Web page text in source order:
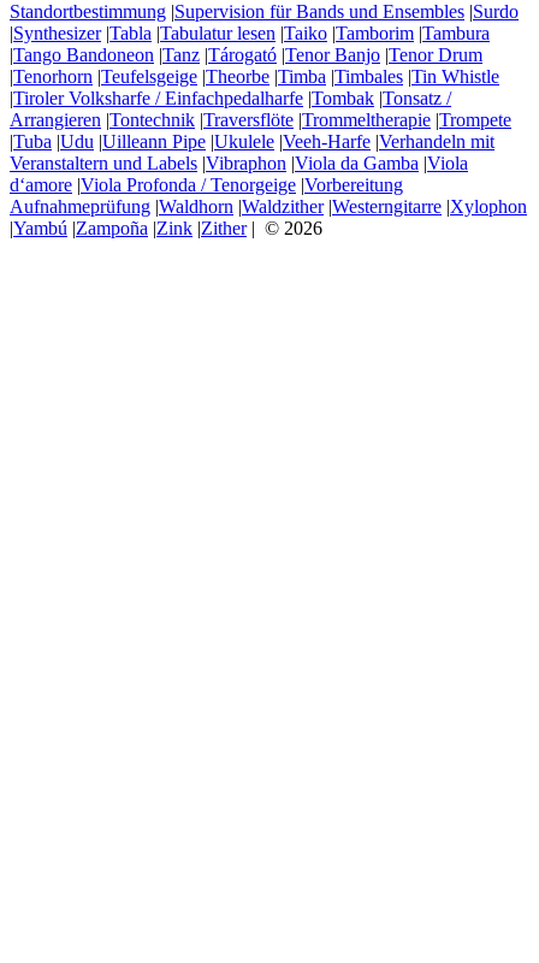
Standortbestimmung |Supervision für Bands und Ensembles |Surdo
|Synthesizer|Tabla |Tabulatur lesen |Taiko |Tamborim |Tambura
|Tango Bandoneon |Tanz |Tárogató |Tenor Banjo |Tenor Drum
|Tenorhorn |Teufelsgeige |Theorbe |Timba |Timbales |Tin Whistle
|Tiroler Volksharfe / Einfachpedalharfe |Tombak |Tonsatz /
Arrangieren |Tontechnik |Traversflöte |Trommeltherapie |Trompete
|Tuba |Udu |Uilleann Pipe |Ukulele |Veeh-Harfe |Verhandeln mit
Veranstaltern und Labels |Vibraphon |Viola da Gamba |Viola
d‘amore |Viola Profonda / Tenorgeige |Vorbereitung
Aufnahmeprüfung |Waldhorn |Waldzither|Westerngitarre |Xylophon
|Yambú |Zampoña |Zink |Zither| © 2026